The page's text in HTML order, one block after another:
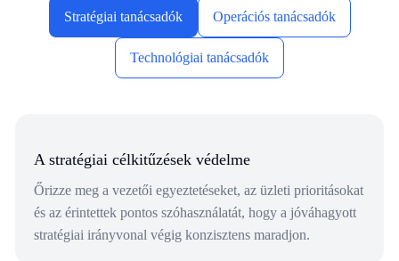
Stratégiai tanácsadók Operációs tanácsadók
Technológiai tanácsadók
A stratégiai célkitűzések védelme
Őrizze meg a vezetői egyeztetéseket, az üzleti prioritásokat
és az érintettek pontos szóhasználatát, hogy a jóváhagyott
stratégiai irányvonal végig konzisztens maradjon.